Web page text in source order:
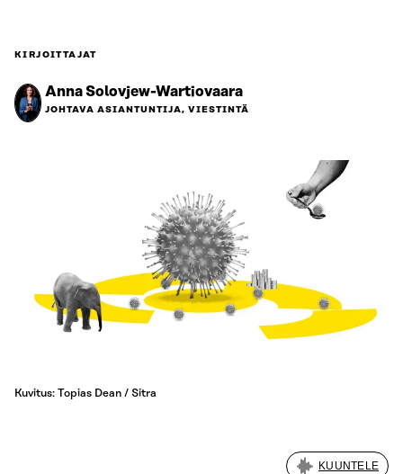
KIRJOITTAJAT
Anna Solovjew-Wartiovaara
JOHTAVA ASIANTUNTIJA, VIESTINTÄ
Kuvitus: Topias Dean / Sitra
KUUNTELE